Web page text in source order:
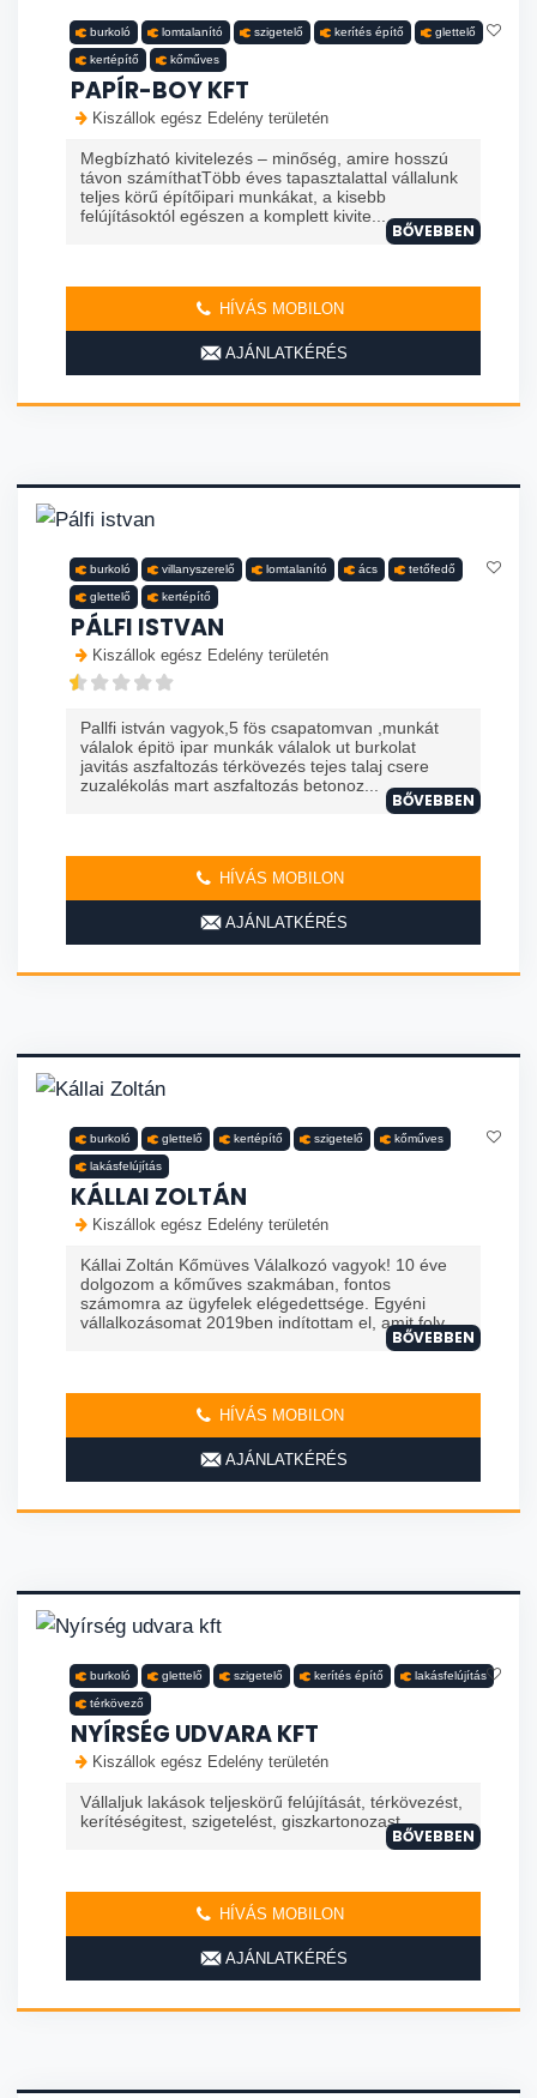
burkoló lomtalanító szigetelő kerítés építő glettelő
kertépítő kőműves
PAPÍR-BOY KFT
Kiszállok egész Edelény területén
Megbízható kivitelezés – minőség, amire hosszú
távon számíthatTöbb éves tapasztalattal vállalunk
teljes körű építőipari munkákat, a kisebb
felújításoktól egészen a komplett kivite...
BŐVEBBEN
HÍVÁS MOBILON
AJÁNLATKÉRÉS
burkoló villanyszerelő lomtalanító ács tetőfedő
glettelő kertépítő
PÁLFI ISTVAN
Kiszállok egész Edelény területén
Pallfi istván vagyok,5 fös csapatomvan ,munkát
válalok épitö ipar munkák válalok ut burkolat
javitás aszfaltozás térkövezés tejes talaj csere
zuzalékolás mart aszfaltozás betonoz...
BŐVEBBEN
HÍVÁS MOBILON
AJÁNLATKÉRÉS
burkoló glettelő kertépítő szigetelő kőműves
lakásfelújítás
KÁLLAI ZOLTÁN
Kiszállok egész Edelény területén
Kállai Zoltán Kőmüves Válalkozó vagyok! 10 éve
dolgozom a kőműves szakmában, fontos
számomra az ügyfelek elégedettsége. Egyéni
vállalkozásomat 2019ben indítottam el, amit foly...
BŐVEBBEN
HÍVÁS MOBILON
AJÁNLATKÉRÉS
burkoló glettelő szigetelő kerítés építő lakásfelújítás
térkövező
NYÍRSÉG UDVARA KFT
Kiszállok egész Edelény területén
Vállaljuk lakások teljeskörű felújítását, térkövezést,
kerítéségitest, szigetelést, giszkartonozast.
BŐVEBBEN
HÍVÁS MOBILON
AJÁNLATKÉRÉS